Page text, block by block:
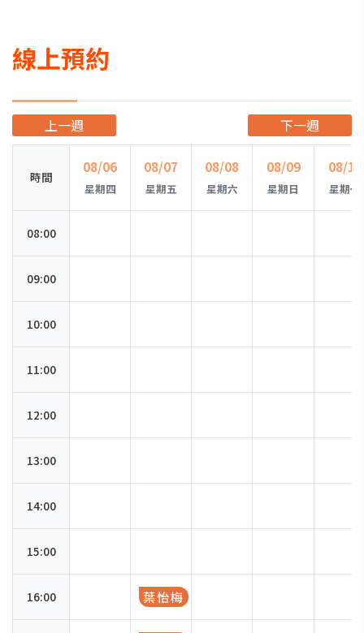
線上預約
上一週 下一週
時間
08/06
星期四
08/07
星期五
08/08
星期六
08/09
星期日
08/10
星期一
08:00
09:00
10:00
11:00
12:00
13:00
14:00
15:00
16:00 葉怡梅